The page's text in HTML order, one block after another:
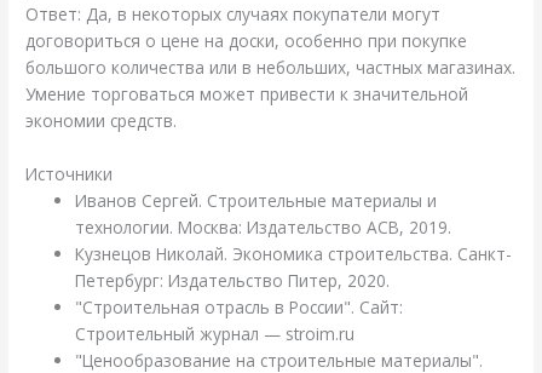
Ответ: Да, в некоторых случаях покупатели могут
договориться о цене на доски, особенно при покупке
большого количества или в небольших, частных магазинах.
Умение торговаться может привести к значительной
экономии средств.
Источники
Иванов Сергей. Строительные материалы и
технологии. Москва: Издательство АСВ, 2019.
Кузнецов Николай. Экономика строительства. Санкт-
Петербург: Издательство Питер, 2020.
"Строительная отрасль в России". Сайт:
Строительный журнал — stroim.ru
"Ценообразование на строительные материалы".